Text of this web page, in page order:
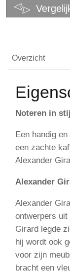
Overzicht
Noteren in
Een handig
een zachte
Alexander
Alexander
Alexander
ontwerpers uit
Girard legde
hij wordt ook
voor zijn
bracht een